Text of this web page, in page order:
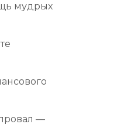
мудрых
—